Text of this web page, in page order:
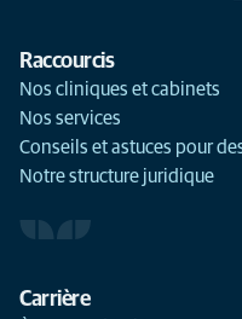
Raccourcis
Nos cliniques et cabinets
Nos services
Conseils et astuces pour
Notre structure juridique
Carrière